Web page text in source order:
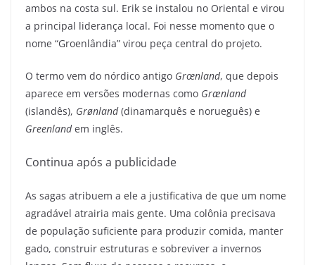
ambos na costa sul. Erik se instalou no Oriental e virou
a principal liderança local. Foi nesse momento que o
nome “Groenlândia” virou peça central do projeto.
O termo vem do nórdico antigo Grœnland, que depois
aparece em versões modernas como Grænland
(islandês), Grønland(dinamarquês e norueguês) e
Greenlandem inglês.
Continua após a publicidade
As sagas atribuem a ele a justificativa de que um nome
agradável atrairia mais gente. Uma colônia precisava
de população suficiente para produzir comida, manter
gado, construir estruturas e sobreviver a invernos